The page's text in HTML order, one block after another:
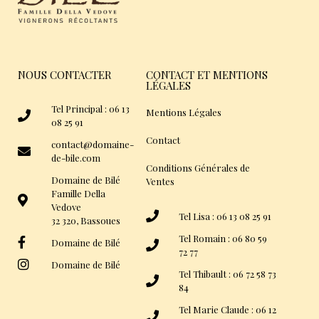
NOUS CONTACTER
Tel Principal : 06 13
08 25 91
contact@domaine-
de-bile.com
Domaine de Bilé
Famille Della
Vedove
32 320, Bassoues
Domaine de Bilé
Domaine de Bilé
CONTACT ET MENTIONS
LÉGALES
Mentions Légales
Contact
Conditions Générales de
Ventes
Tel Lisa : 06 13 08 25 91
Tel Romain : 06 80 59
72 77
Tel Thibault : 06 72 58 73
84
Tel Marie Claude : 06 12